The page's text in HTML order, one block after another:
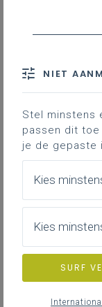
Waarom is
belangrijk?
Hier staat
social
schrijven
geen
Van
NIET
Stel minstens
passen dit
je de gepaste
Kies
Kies
SURF